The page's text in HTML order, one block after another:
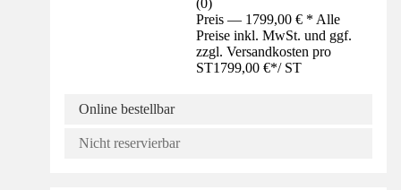
(0)
Preis — 1799,00 € * Alle
Preise inkl. MwSt. und ggf.
zzgl. Versandkosten pro
ST1799,00 €*/ ST
Online bestellbar
Nicht reservierbar